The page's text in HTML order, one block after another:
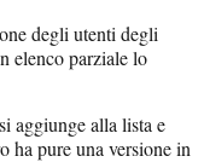
degli utenti degli
elenco parziale lo
aggiunge alla lista e
ha pure una versione in